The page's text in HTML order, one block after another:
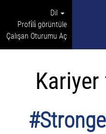
Dil
Profi̇li̇ görüntüle
Çalışan Oturumu Aç
Kariyer